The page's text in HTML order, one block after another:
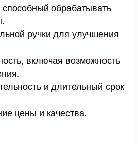
обрабатывать
ручки для улучшения
включая возможность
и длительный срок
цены и качества.